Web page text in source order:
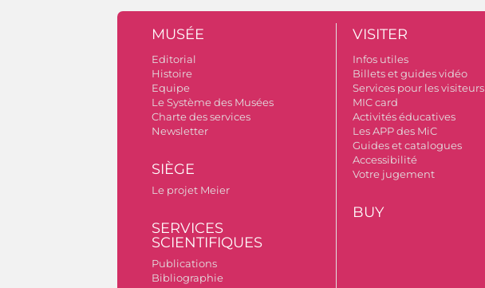
MUSÉE
Editorial
Histoire
Equipe
Le Système des Musées
Charte des services
Newsletter
SIÈGE
Le projet Meier
SERVICES
SCIENTIFIQUES
Publications
Bibliographie
VISITER
Infos utiles
Billets et guides vidéo
Services pour les visiteurs
MIC card
Activités éducatives
Les APP des MiC
Guides et catalogues
Accessibilité
Votre jugement
BUY